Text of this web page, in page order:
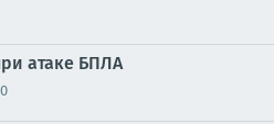
атаке БПЛА